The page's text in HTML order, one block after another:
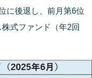
に後退し、前月第6位
式ファンド（年2回